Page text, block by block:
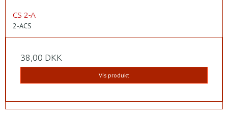
CS 2-A
2-ACS
38,00 DKK
Vis produkt